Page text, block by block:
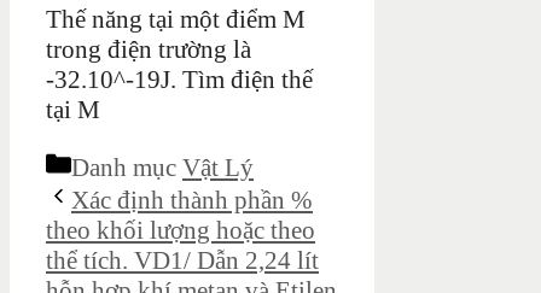
Thế năng tại một điểm M
trong điện trường là
-32.10^-19J. Tìm điện thế
tại M
Danh mục Vật Lý
Xác định thành phần %
theo khối lượng hoặc theo
thể tích. VD1/ Dẫn 2,24 lít